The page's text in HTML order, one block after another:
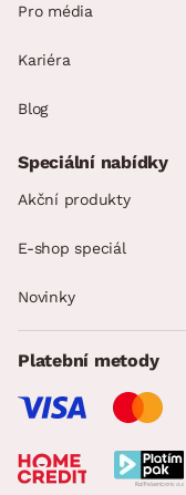
Pro média
Kariéra
Blog
Speciální nabídky
Akční produkty
E-shop speciál
Novinky
Platební metody